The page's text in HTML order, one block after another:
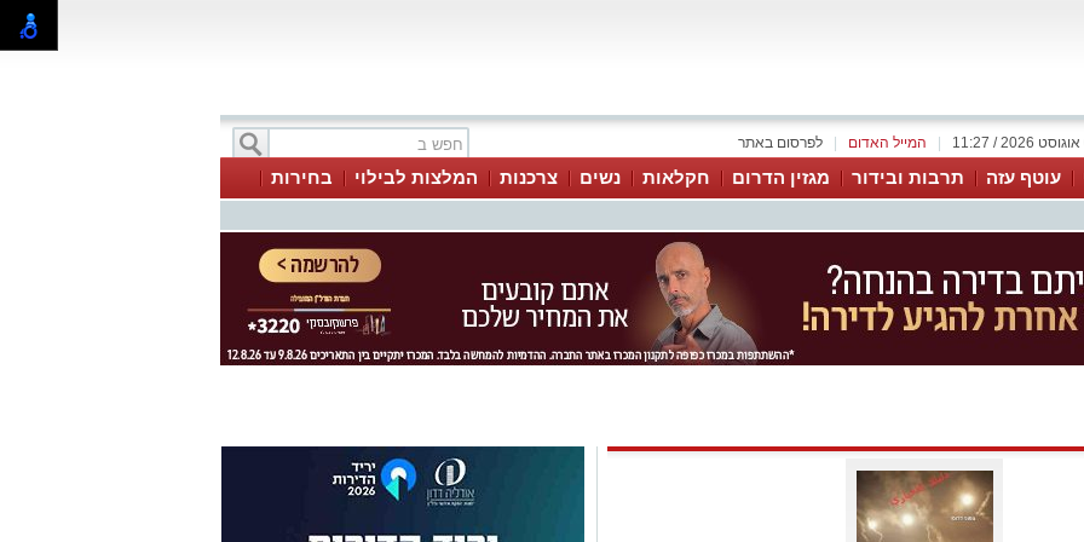
לפרסום באתר המייל האדום
עוטף עזה תרבות ובידור מגזין הדרום חקלאות נשים צרכנות המלצות לבילוי
בחירות